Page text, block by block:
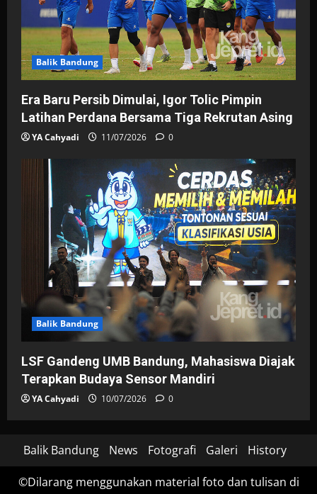
Balik Bandung
Era Baru Persib Dimulai, Igor Tolic Pimpin
Latihan Perdana Bersama Tiga Rekrutan Asing
YA Cahyadi 11/07/2026 0
Balik Bandung
LSF Gandeng UMB Bandung, Mahasiswa Diajak
Terapkan Budaya Sensor Mandiri
YA Cahyadi 10/07/2026 0
Balik Bandung News Fotografi Galeri History
©Dilarang menggunakan material foto dan tulisan di